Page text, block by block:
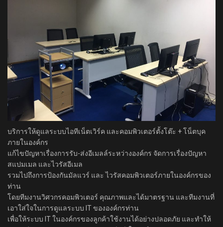
บริการให้ดูแลระบบไอทีเน็ตเวิร์ค และคอมพิวเตอร์ตั้งโต๊ะ + โน็ตบุค
ภายในองค์กร
แก้ไขปัญหาเรื่องการรับ-ส่งอีเมลล์ระหว่างองค์กร จัดการเรื่องปัญหา
สแปมเมล และไวรัสอีเมล
รวมไปถึงการป้องกันมัลแวร์ และ ไวรัสคอมพิวเตอร์ภายในองค์กรของ
ท่าน
โดยทีมงานวิศวกรคอมพิวเตอร์ คุณภาพและได้มาตรฐาน และทีมงานที่
เอาใส่ใจในการดูแลระบบ IT ขององค์กรท่าน
เพื่อให้ระบบ IT ในองค์กรของลูกค้าใช้งานได้อย่างปลอดภัย และทำให้